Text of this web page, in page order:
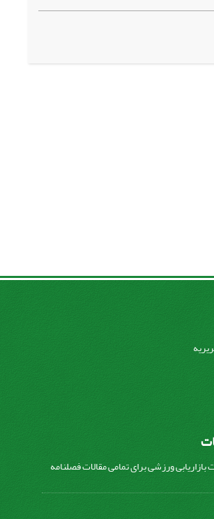
بازاریابی ورزشی برای تمامی مقالات فصلنامه